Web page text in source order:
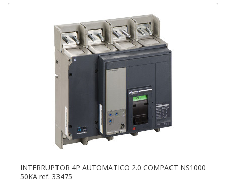
INTERRUPTOR 4P AUTOMATICO 2.0 COMPACT NS1000
50KA ref. 33475